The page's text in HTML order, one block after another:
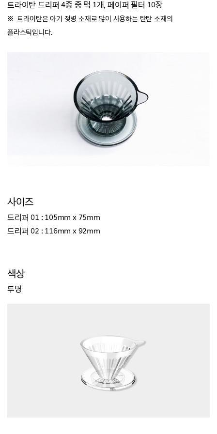
트라이탄 드리퍼 4종 중 택 1개, 페이퍼 필터 10장
※ 트라이탄은 아기 젖병 소재로 많이 사용하는 탄탄 소재의
플라스틱입니다.
사이즈
드리퍼 01 : 105mm x 75mm
드리퍼 02 : 116mm x 92mm
색상
투명